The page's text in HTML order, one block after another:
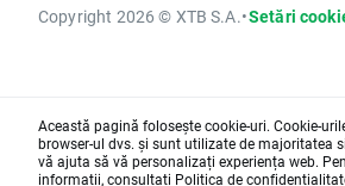
Copyright 2026 © XTB S.A.•Setări
Această pagină folosește cookie-uri. Cookie-
browser-ul dvs. și sunt utilizate de majoritatea
vă ajuta să vă personalizați experiența web.
informații, consultați Politica de